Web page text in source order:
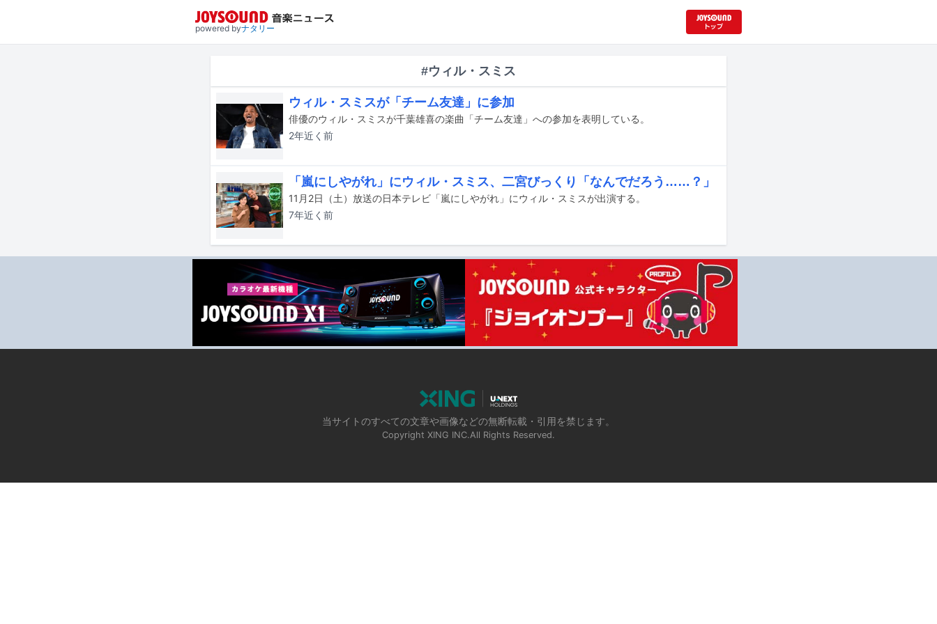
powered byナタリー
#ウィル・スミス
ウィル・スミスが「チーム友達」に参加
俳優のウィル・スミスが千葉雄喜の楽曲「チーム友達」への参加を表明している。
2年近く 前
「嵐にしやがれ」にウィル・スミス、二宮びっくり「なんでだろう……？」
11月2日（土）放送の日本テレビ「嵐にしやがれ」にウィル・スミスが出演する。
7年近く 前
当サイトのすべての文章や画像などの無断転載・引用を禁じます。
Copyright XING INC.All Rights Reserved.